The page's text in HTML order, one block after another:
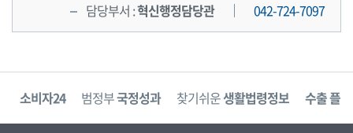
담당부서 :혁신행정담당관 042-724-7097
소비자24 범정부국정성과 찾기쉬운생활법령정보 수출 플